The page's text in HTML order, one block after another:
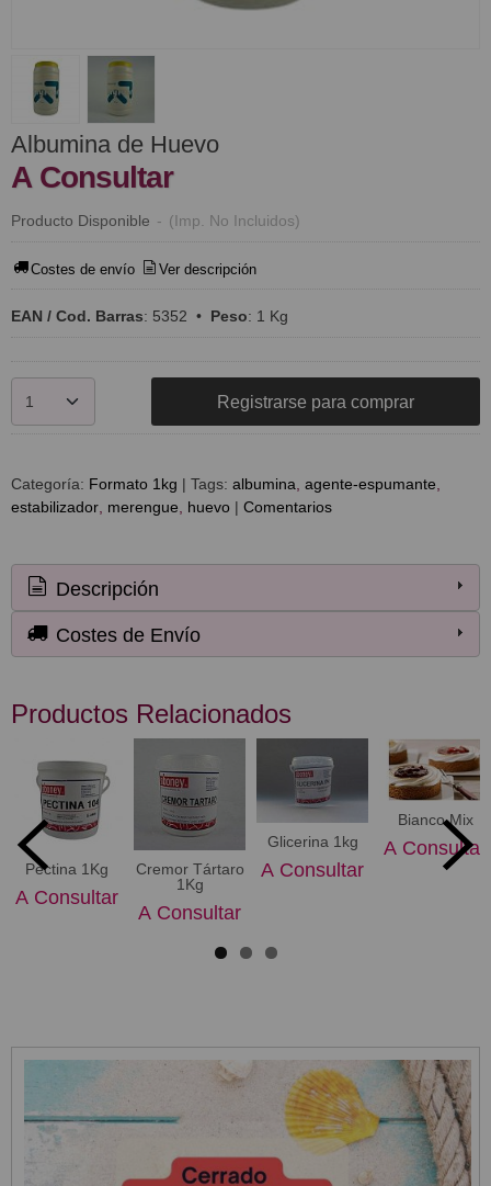
Albumina de Huevo
A Consultar
Producto Disponible - (Imp. No Incluidos)
Costes de envío Ver descripción
EAN / Cod. Barras: 5352 • Peso: 1 Kg
Registrarse para comprar
Categoría: Formato 1kg | Tags: albumina agente-espumante
estabilizador merengue huevo | Comentarios
Descripción
Costes de Envío
Productos Relacionados
Pectina 1Kg
A Consultar
Cremor Tártaro
1Kg
A Consultar
Glicerina 1kg
A Consultar
Bianco Mix
A Consultar